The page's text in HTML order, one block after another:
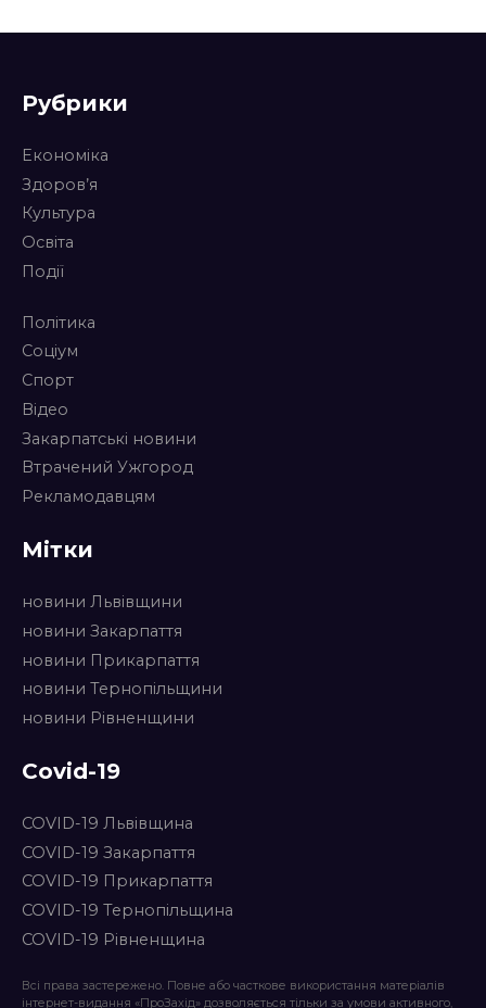
Рубрики
Економіка
Здоров’я
Культура
Освіта
Події
Політика
Соціум
Спорт
Відео
Закарпатські новини
Втрачений Ужгород
Рекламодавцям
Мітки
новини Львівщини
новини Закарпаття
новини Прикарпаття
новини Тернопільщини
новини Рівненщини
Covid-19
COVID-19 Львівщина
COVID-19 Закарпаття
COVID-19 Прикарпаття
COVID-19 Тернопільщина
COVID-19 Рівненщина
Всі права застережено. Повне або часткове використання матеріалів
інтернет-видання «ПроЗахід» дозволяється тільки за умови активного,